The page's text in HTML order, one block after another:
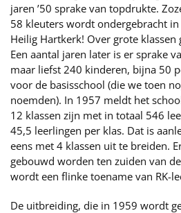
jaren ’50 sprake van topdrukte.
58 kleuters wordt ondergebracht
Heilig Hartkerk! Over grote klassen
Een aantal jaren later is er sprake
maar liefst 240 kinderen, bijna 50
voor de basisschool (die we toen
noemden). In 1957 meldt het
12 klassen zijn met in totaal 546
45,5 leerlingen per klas. Dat is
eens met 4 klassen uit te breiden.
gebouwd worden ten zuiden van
wordt een flinke toename van RK-
De uitbreiding, die in 1959 wordt